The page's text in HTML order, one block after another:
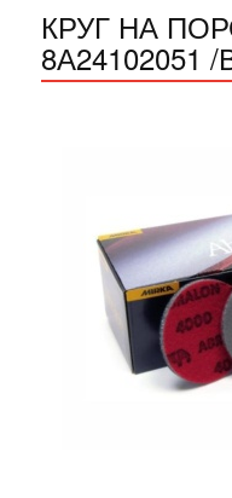
КРУГ НА
8А24102051